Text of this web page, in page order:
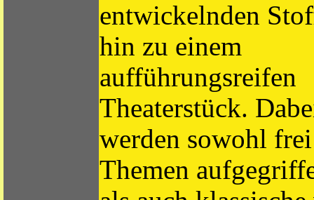
entwickelnden
hin zu einem
aufführungsreifen
Theaterstück.
werden sowohl frei
Themen